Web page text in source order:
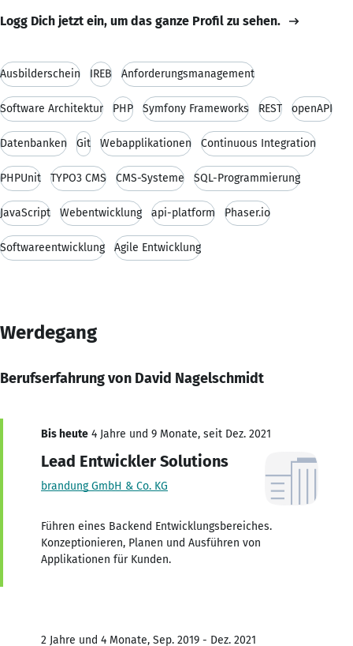
Logg Dich jetzt ein, um das ganze Profil zu sehen.
Ausbilderschein IREB Anforderungsmanagement
Software Architektur PHP Symfony Frameworks REST openAPI
Datenbanken Git Webapplikationen Continuous Integration
PHPUnit TYPO3 CMS CMS-Systeme SQL-Programmierung
JavaScript Webentwicklung api-platform Phaser.io
Softwareentwicklung Agile Entwicklung
Werdegang
Berufserfahrung von David Nagelschmidt
Bis heute 4 Jahre und 9 Monate, seit Dez. 2021
Lead Entwickler Solutions
brandung GmbH & Co. KG
Führen eines Backend Entwicklungsbereiches.
Konzeptionieren, Planen und Ausführen von
Applikationen für Kunden.
2 Jahre und 4 Monate, Sep. 2019 - Dez. 2021